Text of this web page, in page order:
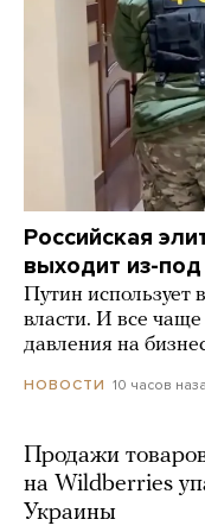
Российская
выходит из-
Путин использует
власти. И все
давления на
НОВОСТИ 10 часов
Продажи
на Wildberries
Украины